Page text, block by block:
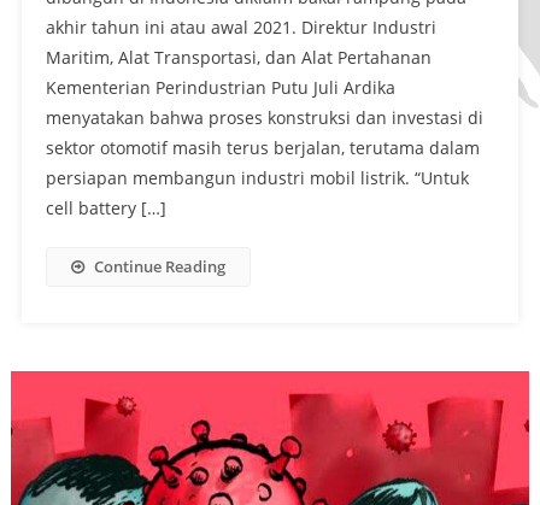
akhir tahun ini atau awal 2021. Direktur Industri
Maritim, Alat Transportasi, dan Alat Pertahanan
Kementerian Perindustrian Putu Juli Ardika
menyatakan bahwa proses konstruksi dan investasi di
sektor otomotif masih terus berjalan, terutama dalam
persiapan membangun industri mobil listrik. “Untuk
cell battery […]
Continue Reading